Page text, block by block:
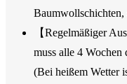
Baumwollschichten,
【Regelmäßiger
muss alle 4 Wochen
(Bei heißem Wetter